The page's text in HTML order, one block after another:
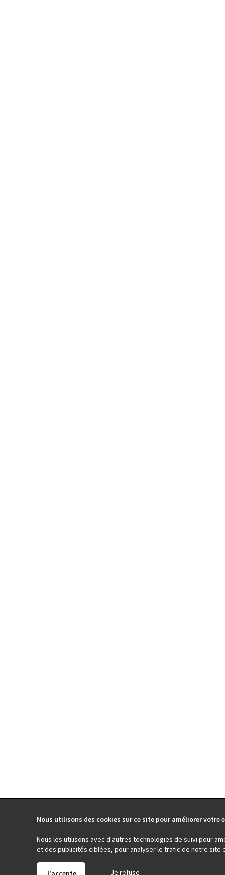
Nous utilisons des cookies sur ce site pour améliorer votre
Nous les utilisons avec d'autres technologies de suivi pour
et des publicités ciblées, pour analyser le trafic de notre site
Je refuse